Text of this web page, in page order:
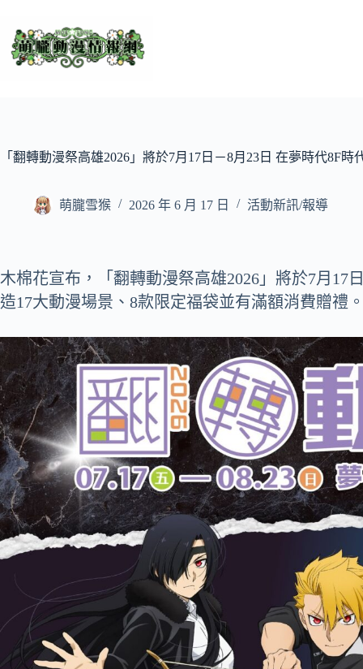
主
「翻轉動漫祭高雄2026」將於7月17日－8月23日 在夢時代8F時
萌朧雪猴 2026 年 6 月 17 日 活動新訊/報導
木棉花宣布，「翻轉動漫祭高雄2026」將於7月17
造17大動漫場景、8款限定福袋並有滿額消費贈禮